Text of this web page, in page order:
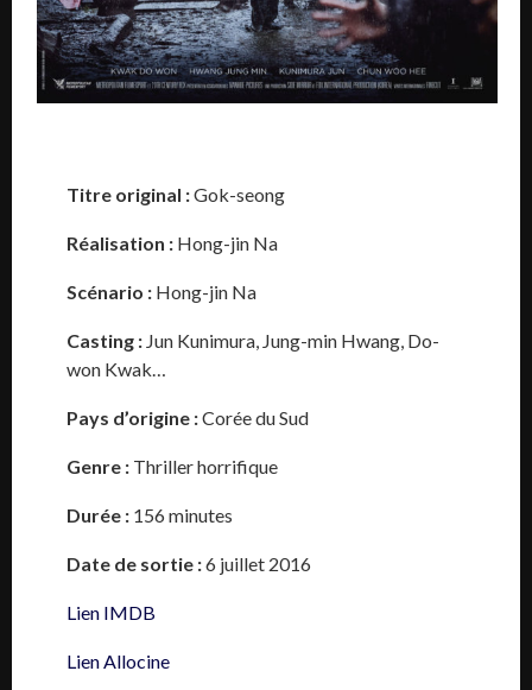
Titre original :Gok-seong
Réalisation : Hong-jin Na
Scénario : Hong-jin Na
Casting : Jun Kunimura, Jung-min Hwang, Do-
won Kwak…
Pays d’origine :Corée du Sud
Genre : Thriller horrifique
Durée : 156 minutes
Date de sortie :6 juillet 2016
Lien IMDB
Lien Allocine